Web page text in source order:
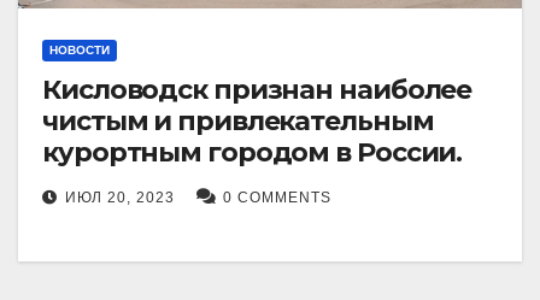
НОВОСТИ
Кисловодск признан наиболее
чистым и привлекательным
курортным городом в России.
ИЮЛ 20, 2023 0 COMMENTS